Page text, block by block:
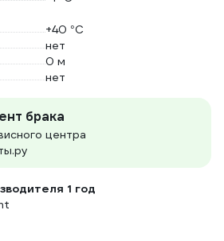
+40 °С
нет
0 м
нет
брака
центра
1 год